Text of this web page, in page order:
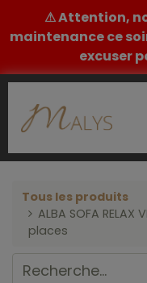
⚠ Attention,
maintenance ce
excuser
Tous les produits
ALBA SOFA
places